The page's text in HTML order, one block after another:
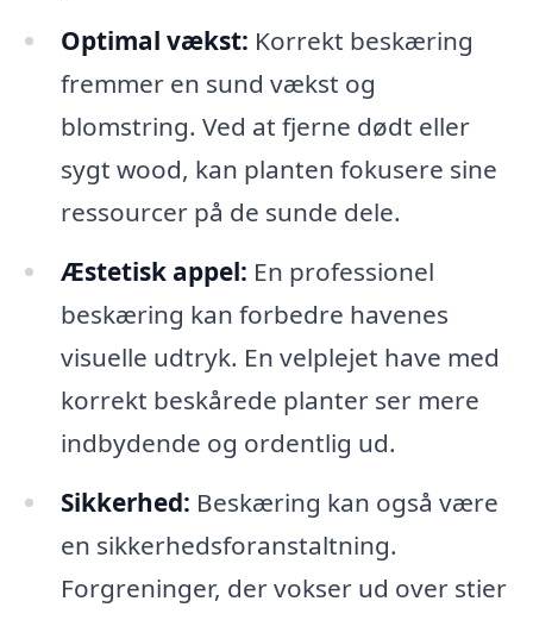
Optimal vækst: Korrekt beskæring
fremmer en sund vækst og
blomstring. Ved at fjerne dødt eller
sygt wood, kan planten fokusere sine
ressourcer på de sunde dele.
Æstetisk appel: En professionel
beskæring kan forbedre havenes
visuelle udtryk. En velplejet have med
korrekt beskårede planter ser mere
indbydende og ordentlig ud.
Sikkerhed: Beskæring kan også være
en sikkerhedsforanstaltning.
Forgreninger, der vokser ud over stier